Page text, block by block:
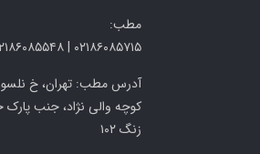
مطب:
۰۲۱۸۶۰۸۵۷۱۵ | ۰۲۱۸۶۰۸۵۵۴۸
آدرس مطب: تهران، خ
زنگ ۱۰۲